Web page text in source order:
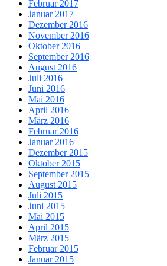
Februar 2017
Januar 2017
Dezember 2016
November 2016
Oktober 2016
September 2016
August 2016
Juli 2016
Juni 2016
Mai 2016
April 2016
März 2016
Februar 2016
Januar 2016
Dezember 2015
Oktober 2015
September 2015
August 2015
Juli 2015
Juni 2015
Mai 2015
April 2015
März 2015
Februar 2015
Januar 2015